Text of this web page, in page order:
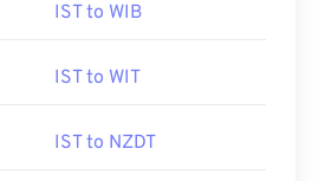
IST to WIB
IST to WIT
IST to NZDT